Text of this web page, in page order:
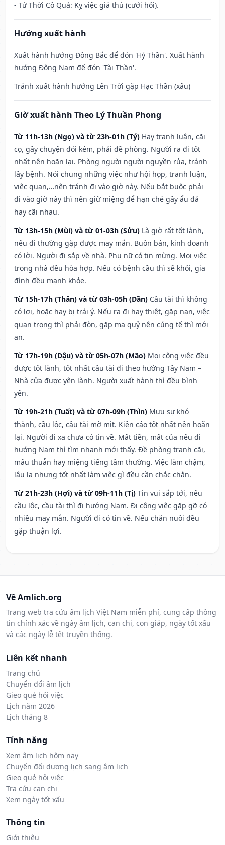
- Tứ Thời Cô Quả: Kỵ việc giá thú (cưới hỏi).
Hướng xuất hành
Xuất hành hướng Đông Bắc để đón 'Hỷ Thần'. Xuất hành
hướng Đông Nam để đón 'Tài Thần'.
Tránh xuất hành hướng Lên Trời gặp Hạc Thần (xấu)
Giờ xuất hành Theo Lý Thuần Phong
Từ 11h-13h (Ngọ) và từ 23h-01h (Tý) Hay tranh luận, cãi
cọ, gây chuyện đói kém, phải đề phòng. Người ra đi tốt
nhất nên hoãn lại. Phòng người người nguyền rủa, tránh
lây bệnh. Nói chung những việc như hội họp, tranh luận,
việc quan,…nên tránh đi vào giờ này. Nếu bắt buộc phải
đi vào giờ này thì nên giữ miệng để hạn ché gây ẩu đả
hay cãi nhau.
Từ 13h-15h (Mùi) và từ 01-03h (Sửu) Là giờ rất tốt lành,
nếu đi thường gặp được may mắn. Buôn bán, kinh doanh
có lời. Người đi sắp về nhà. Phụ nữ có tin mừng. Mọi việc
trong nhà đều hòa hợp. Nếu có bệnh cầu thì sẽ khỏi, gia
đình đều mạnh khỏe.
Từ 15h-17h (Thân) và từ 03h-05h (Dần) Cầu tài thì không
có lợi, hoặc hay bị trái ý. Nếu ra đi hay thiệt, gặp nạn, việc
quan trọng thì phải đòn, gặp ma quỷ nên cúng tế thì mới
an.
Từ 17h-19h (Dậu) và từ 05h-07h (Mão) Mọi công việc đều
được tốt lành, tốt nhất cầu tài đi theo hướng Tây Nam –
Nhà cửa được yên lành. Người xuất hành thì đều bình
yên.
Từ 19h-21h (Tuất) và từ 07h-09h (Thìn) Mưu sự khó
thành, cầu lộc, cầu tài mờ mịt. Kiện cáo tốt nhất nên hoãn
lại. Người đi xa chưa có tin về. Mất tiền, mất của nếu đi
hướng Nam thì tìm nhanh mới thấy. Đề phòng tranh cãi,
mâu thuẫn hay miệng tiếng tầm thường. Việc làm chậm,
lâu la nhưng tốt nhất làm việc gì đều cần chắc chắn.
Từ 21h-23h (Hợi) và từ 09h-11h (Tị) Tin vui sắp tới, nếu
cầu lộc, cầu tài thì đi hướng Nam. Đi công việc gặp gỡ có
nhiều may mắn. Người đi có tin về. Nếu chăn nuôi đều
gặp thuận lợi.
Về Amlich.org
Trang web tra cứu âm lịch Việt Nam miễn phí, cung cấp thông
tin chính xác về ngày âm lịch, can chi, con giáp, ngày tốt xấu
và các ngày lễ tết truyền thống.
Liên kết nhanh
Trang chủ
Chuyển đổi âm lịch
Gieo quẻ hỏi việc
Lịch năm 2026
Lịch tháng 8
Tính năng
Xem âm lịch hôm nay
Chuyển đổi dương lịch sang âm lịch
Gieo quẻ hỏi việc
Tra cứu can chi
Xem ngày tốt xấu
Thông tin
Giới thiệu